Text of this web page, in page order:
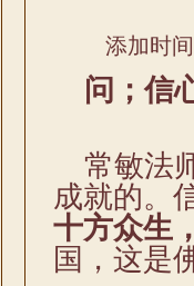
添加时
问；信
常敏法
成就的。
十方众生
国，这是